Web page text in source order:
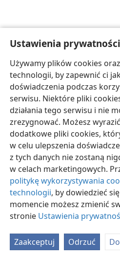
Ustawienia prywatności
Używamy plików cookies
technologii, by zapewnić ci
doświadczenia podczas
serwisu. Niektóre pliki
działania tego serwisu i nie
zrezygnować. Możesz
dodatkowe pliki cookies,
w celu ulepszenia
z tych danych nie zostaną
w celach marketingowych.
politykę wykorzystywania
technologii, by dowiedzieć
momencie możesz zmienić
stronie Ustawienia
Zaakceptuj Odrzuć
polski
Copyright© 2026 Watch Tower Bible
Warunki użytkowania Polityka
JW.ORG